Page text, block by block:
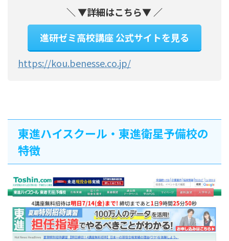
＼ ▼詳細はこちら▼ ／
進研ゼミ高校講座 公式サイトを見る
https://kou.benesse.co.jp/
東進ハイスクール・東進衛星予備校の
特徴